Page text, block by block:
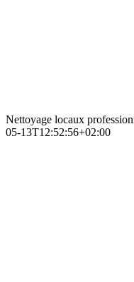
Nettoyage locaux
05-13T12:52:56+02:00